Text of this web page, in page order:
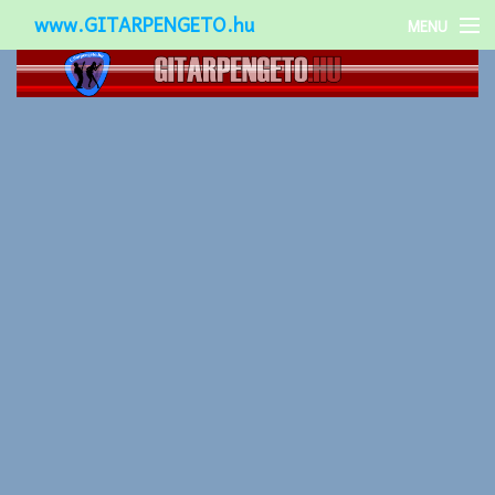
www.GITARPENGETO.hu MENU
Népszerű-